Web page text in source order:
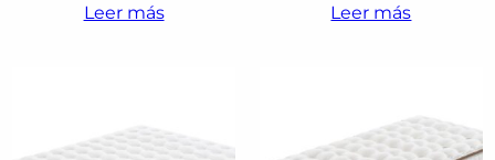
Leer más Leer más